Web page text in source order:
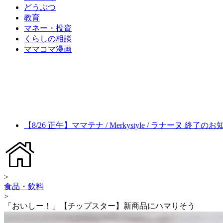
どうぶつ
教育
マネー・投資
くらしの相談
ママコマ漫画
【8/26 正午】ママテナ / Merkystyle / ラナーヌ 終了のお
>
食品・飲料
>
「おいしー！」【チップスター】新商品にハマりそう